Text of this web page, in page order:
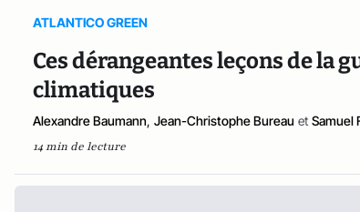
ATLANTICO GREEN
Ces dérangeantes leçons de la
climatiques
Alexandre Baumann, Jean-Christophe Bureau et Samuel
14 min de lecture